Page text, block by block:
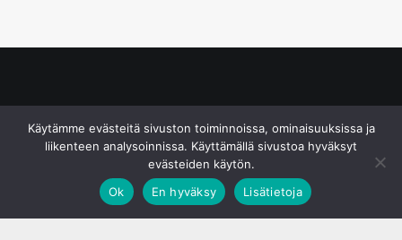
Käytämme evästeitä sivuston toiminnoissa, ominaisuuksissa ja
liikenteen analysoinnissa. Käyttämällä sivustoa hyväksyt
evästeiden käytön.
Ok
En hyväksy Lisätietoja